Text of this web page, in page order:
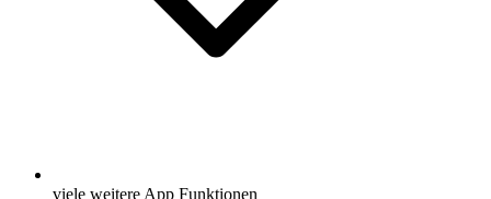
viele weitere App Funktionen